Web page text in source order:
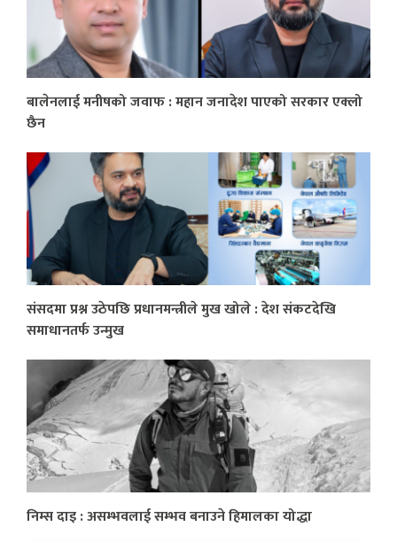
बालेनलाई मनीषको जवाफ : महान जनादेश पाएको सरकार एक्लो
छैन
संसदमा प्रश्न उठेपछि प्रधानमन्त्रीले मुख खोले : देश संकटदेखि
समाधानतर्फ उन्मुख
निम्स दाइ : असम्भवलाई सम्भव बनाउने हिमालका योद्धा